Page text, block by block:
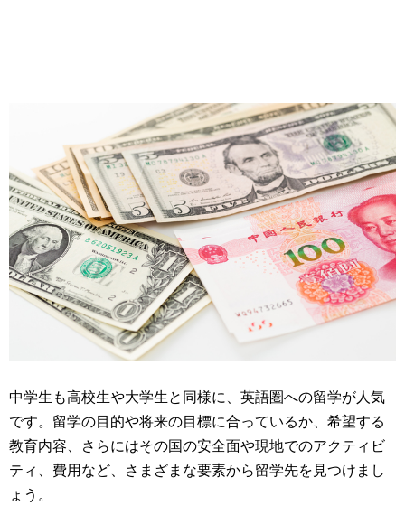
中学生も高校生や大学生と同様に、英語圏への留学が人気
です。留学の目的や将来の目標に合っているか、希望する
教育内容、さらにはその国の安全面や現地でのアクティビ
ティ、費用など、さまざまな要素から留学先を見つけまし
ょう。